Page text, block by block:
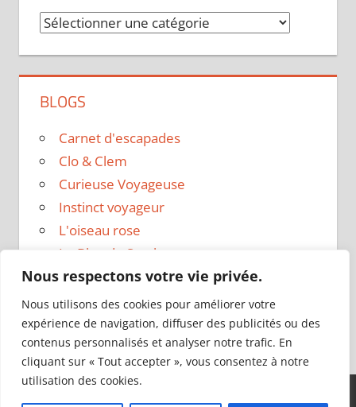
Nous respectons votre vie privée.
Nous utilisons des cookies pour améliorer votre
expérience de navigation, diffuser des publicités ou des
contenus personnalisés et analyser notre trafic. En
cliquant sur « Tout accepter », vous consentez à notre
utilisation des cookies.
Catégories
BLOGS
Carnet d'escapades
Clo & Clem
Curieuse Voyageuse
Instinct voyageur
L'oiseau rose
Le Blog de Sarah
Le sac a dos
Madame Oreille
Voyages et Vagabondages